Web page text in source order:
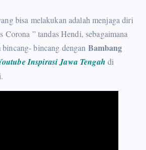
bisa melakukan adalah menjaga diri
Corona ” tandas Hendi, sebagaimana
bincang dengan Bambang
Inspirasi Jawa Tengah di